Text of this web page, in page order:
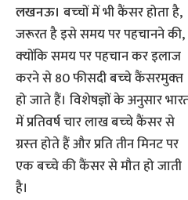
लखनऊ।बच्‍चों में भी कैंसर होता है,
जरूरत है इसे समय पर पहचानने की,
क्‍यों‍कि समय पर पहचान कर इलाज
करने से 80 फीसदी बच्‍चे कैंसरमुक्‍त
हो जाते हैं। विशेषज्ञों के अनुसार
में प्रतिवर्ष चार लाख बच्‍चे कैंसर से
ग्रस्‍त होते हैं और प्रति तीन मिनट पर
एक बच्‍चे की कैंसर से मौत हो जाती
है।